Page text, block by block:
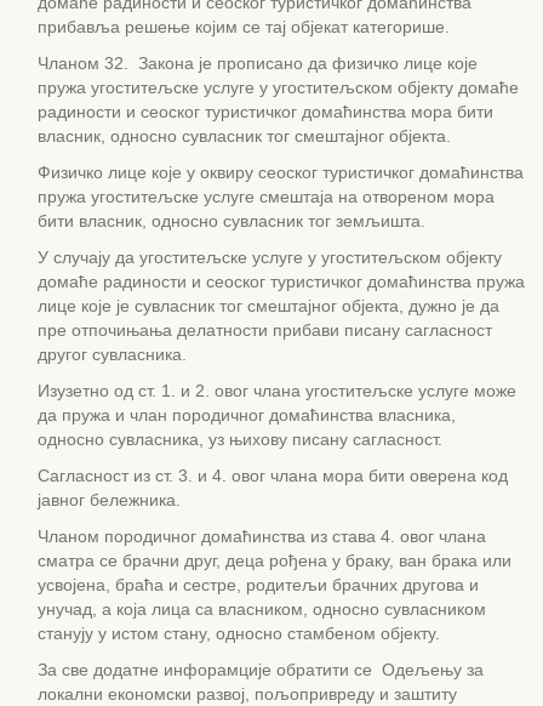
прибавља решење којим се тај објекат категорише.
Чланом 32. Закона је прописано да физичко лице које
пружа угоститељске услуге у угоститељском објекту домаће
радиности и сеоског туристичког домаћинства мора бити
власник, односно сувласник тог смештајног објекта.
Физичко лице које у оквиру сеоског туристичког домаћинства
пружа угоститељске услуге смештаја на отвореном мора
бити власник, односно сувласник тог земљишта.
У случају да угоститељске услуге у угоститељском објекту
домаће радиности и сеоског туристичког домаћинства пружа
лице које је сувласник тог смештајног објекта, дужно је да
пре отпочињања делатности прибави писану сагласност
другог сувласника.
Изузетно од ст. 1. и 2. овог члана угоститељске услуге може
да пружа и члан породичног домаћинства власника,
односно сувласника, уз њихову писану сагласност.
Сагласност из ст. 3. и 4. овог члана мора бити оверена код
јавног бележника.
Чланом породичног домаћинства из става 4. овог члана
сматра се брачни друг, деца рођена у браку, ван брака или
усвојена, браћа и сестре, родитељи брачних другова и
унучад, а која лица са власником, односно сувласником
станују у истом стану, односно стамбеном објекту.
За све додатне инфорамције обратити се Одељењу за
локални економски развој, пољопривреду и заштиту